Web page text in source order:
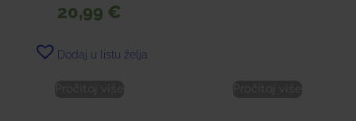
20,99 €
Dodaj u listu želja